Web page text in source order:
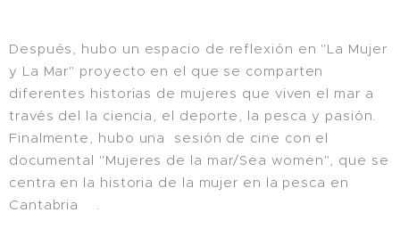
Después, hubo un espacio de reflexión en "La Mujer
y La Mar" proyecto en el que se comparten
diferentes historias de mujeres que viven el mar a
través del la ciencia, el deporte, la pesca y pasión.
Finalmente, hubo una sesión de cine con el
documental "Mujeres de la mar/Sea women", que se
centra en la historia de la mujer en la pesca en
Cantabria🌊.